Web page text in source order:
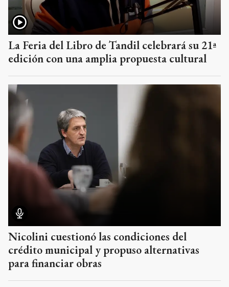
La Feria del Libro de Tandil celebrará su 21ª
edición con una amplia propuesta cultural
Nicolini cuestionó las condiciones del
crédito municipal y propuso alternativas
para financiar obras